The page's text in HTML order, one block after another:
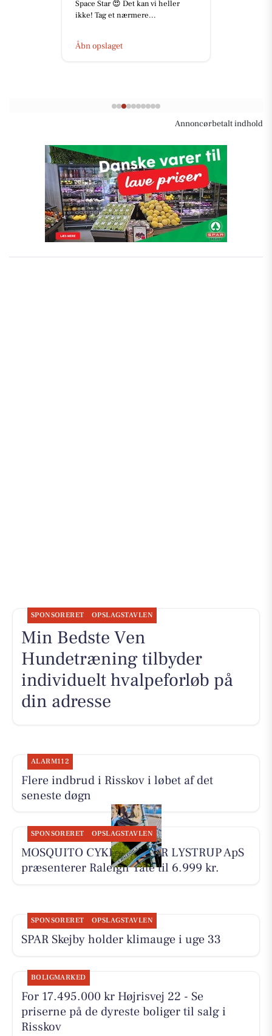
Space Star 😍 Det kan vi heller
ikke! Tag et nærmere...
Åbn opslaget
Annoncørbetalt indhold
SPONSORERET OPSLAGSTAVLEN
Min Bedste Ven
Hundetræning tilbyder
individuelt hvalpeforløb på
din adresse
ALARM112
Flere indbrud i Risskov i løbet af det
seneste døgn
SPONSORERET OPSLAGSTAVLEN
MOSQUITO CYKELCENTER LYSTRUP ApS
præsenterer Raleigh Yate til 6.999 kr.
SPONSORERET OPSLAGSTAVLEN
SPAR Skejby holder klimauge i uge 33
BOLIGMARKED
For 17.495.000 kr Højrisvej 22 - Se
priserne på de dyreste boliger til salg i
Risskov